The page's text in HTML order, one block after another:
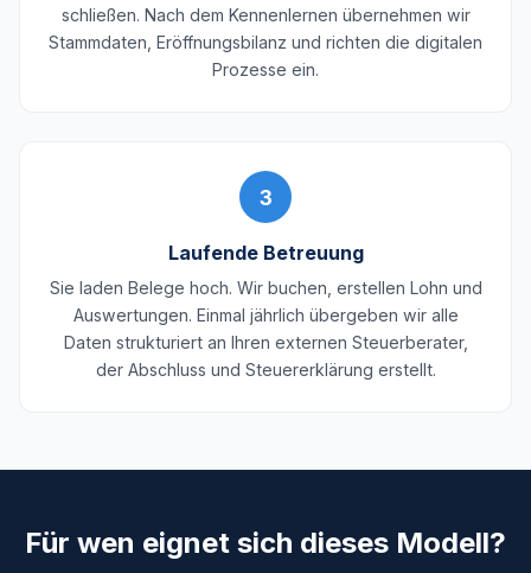
schließen. Nach dem Kennenlernen übernehmen wir
Stammdaten, Eröffnungsbilanz und richten die digitalen
Prozesse ein.
3
Laufende Betreuung
Sie laden Belege hoch. Wir buchen, erstellen Lohn und
Auswertungen. Einmal jährlich übergeben wir alle
Daten strukturiert an Ihren externen Steuerberater,
der Abschluss und Steuererklärung erstellt.
Für wen eignet sich dieses Modell?